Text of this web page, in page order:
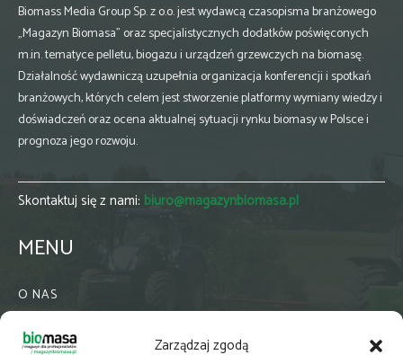
Zarządzaj zgodą
Biomass Media Group Sp. z o.o. jest wydawcą czasopisma branżowego
„Magazyn Biomasa” oraz specjalistycznych dodatków poświęconych
m.in. tematyce pelletu, biogazu i urządzeń grzewczych na biomasę.
Działalność wydawniczą uzupełnia organizacja konferencji i spotkań
branżowych, których celem jest stworzenie platformy wymiany wiedzy i
doświadczeń oraz ocena aktualnej sytuacji rynku biomasy w Polsce i
prognoza jego rozwoju.
Skontaktuj się z nami: biuro@magazynbiomasa.pl
MENU
O NAS
WSPÓŁPRACA